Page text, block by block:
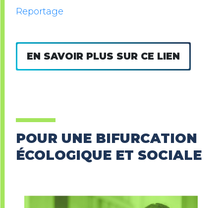
Reportage
EN SAVOIR PLUS SUR CE LIEN
POUR UNE BIFURCATION
ÉCOLOGIQUE ET SOCIALE